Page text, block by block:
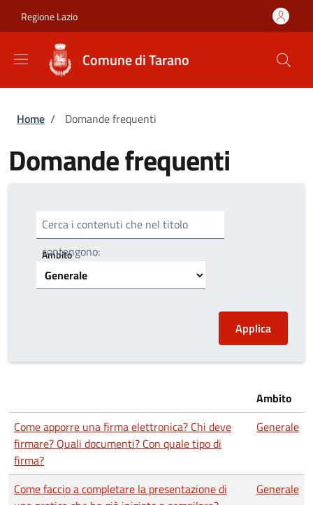
Regione Lazio
Comune di Tarano
Briciole di pane
Home / Domande frequenti
Domande frequenti
Cerca i contenuti che nel titolo
contengono:
Ambito
Ambito
Come apporre una firma elettronica? Chi deve
firmare? Quali documenti? Con quale tipo di
firma?
Generale
Come faccio a completare la presentazione di
Generale